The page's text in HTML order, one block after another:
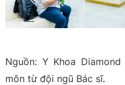
Nguồn: Y Khoa
môn từ đội ngũ Bác sĩ.